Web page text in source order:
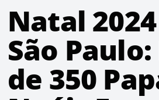
Natal
São
de 350